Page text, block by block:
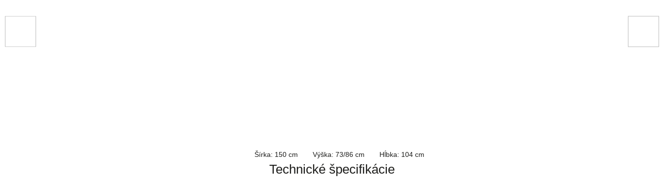
Šírka: 150 cm Výška: 73/86 cm Hĺbka: 104 cm
Technické špecifikácie